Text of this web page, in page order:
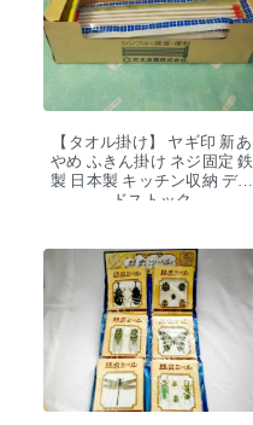
【タオル掛け】 ヤギ印 新あ
やめ ふきん掛け ネジ固定 鉄
製 日本製 キッチン収納 デッ
ドストック